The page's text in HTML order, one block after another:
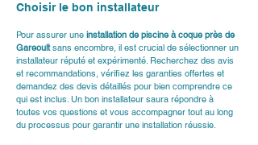
Choisir le bon installateur
Pour assurer une installation de piscine à coque près de
Gareoult sans encombre, il est crucial de sélectionner un
installateur réputé et expérimenté. Recherchez des avis
et recommandations, vérifiez les garanties offertes et
demandez des devis détaillés pour bien comprendre ce
qui est inclus. Un bon installateur saura répondre à
toutes vos questions et vous accompagner tout au long
du processus pour garantir une installation réussie.